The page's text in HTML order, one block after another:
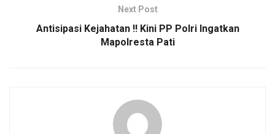
Next Post
Antisipasi Kejahatan !! Kini PP Polri Ingatkan
Mapolresta Pati